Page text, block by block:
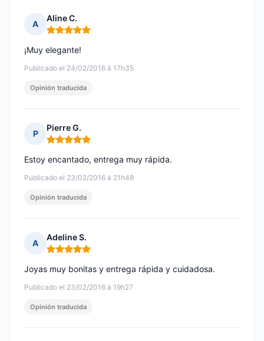
A
Aline C.
Nota: 5 de 5
Publicado el 24/02/2016 à 17h35
¡Muy elegante!
Opinión traducida
P
Pierre G.
Nota: 5 de 5
Publicado el 23/02/2016 à 21h48
Estoy encantado, entrega muy rápida.
Opinión traducida
A
Adeline S.
Nota: 5 de 5
Publicado el 23/02/2016 à 19h27
Joyas muy bonitas y entrega rápida y cuidadosa.
Opinión traducida